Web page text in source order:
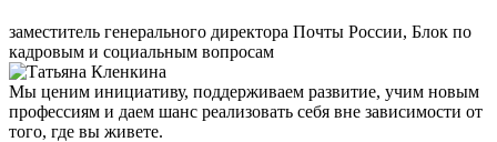
заместитель генерального директора Почты России, Блок по
кадровым и социальным вопросам
Мы ценим инициативу, поддерживаем развитие, учим новым
профессиям и даем шанс реализовать себя вне зависимости от
того, где вы живете.